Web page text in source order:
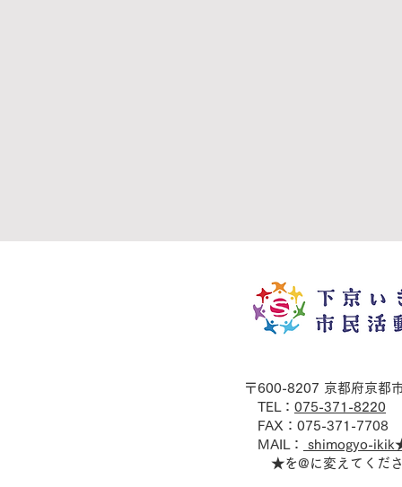
〒600-8207 京都府京都
​ TEL： 075-371-8220
FAX：075-371-7708
MAIL：
shimogyo-
★を@に変えてくだ